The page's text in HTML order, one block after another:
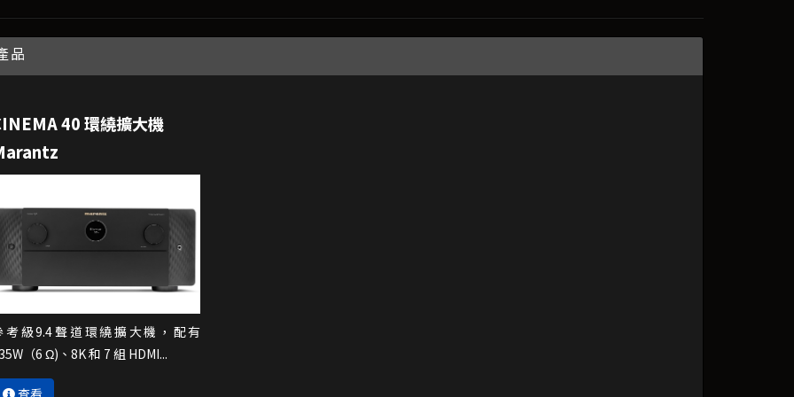
品
考級9.4聲道環繞擴大機，配有
（6 Ω)、8K 和 7 組 HDMI...
40 環繞擴大機